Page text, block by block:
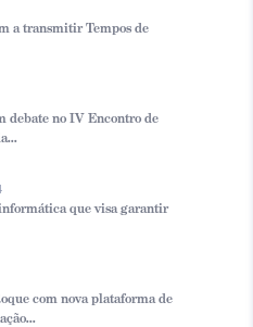
a transmitir Tempos de
debate no IV Encontro de
que visa garantir
com nova plataforma de